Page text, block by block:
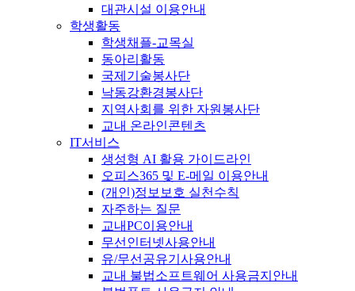
대관시설 이용안내
학생활동
학생채플-교목실
동아리활동
국제기술봉사단
낙동강환경봉사단
지역사회를 위한 자원봉사단
교내 온라인콘텐츠
IT서비스
생성형 AI 활용 가이드라인
오피스365 및 E-메일 이용안내
(개인)정보보호 실천수칙
자주하는 질문
교내PC이용안내
무선인터넷사용안내
유/무선공유기사용안내
교내 불법소프트웨어 사용금지안내